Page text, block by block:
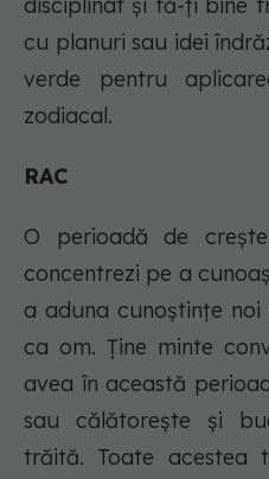
disciplinat şi fă-ţi bine
cu planuri sau idei
verde pentru
zodiacal.
RAC
O perioadă de
concentrezi pe a
a aduna cunoştinţe
ca om. Ţine minte
avea în această
sau călătoreşte şi
trăită. Toate acestea